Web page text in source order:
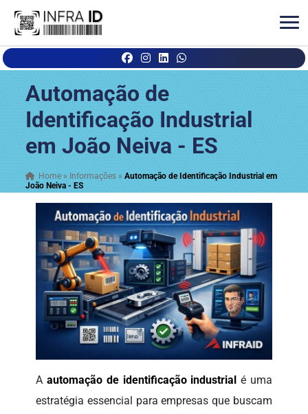
Automação de
Identificação Industrial
em João Neiva - ES
Home » Informações »Automação de Identificação Industrial em
João Neiva - ES
Aautomação de identificação industrial é uma
estratégia essencial para empresas que buscam